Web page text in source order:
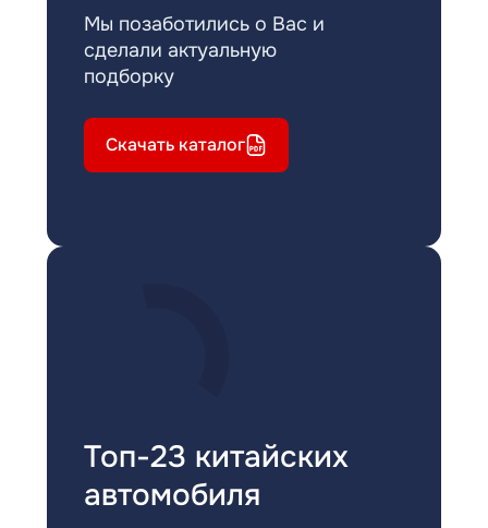
Мы позаботились о Вас и
сделали актуальную
подборку
Скачать каталог
Топ-23 китайских
автомобиля